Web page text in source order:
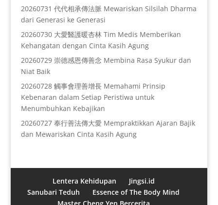
20260731 代代相承傳法脈 Mewariskan Silsilah Dharma
dari Generasi ke Generasi
20260730 大愛醫護暖杏林 Tim Medis Memberikan
Kehangatan dengan Cinta Kasih Agung
20260729 崇德感恩傳善念 Membina Rasa Syukur dan
Niat Baik
20260728 觸事會理善增長 Memahami Prinsip
Kebenaran dalam Setiap Peristiwa untuk
Menumbuhkan Kebajikan
20260727 奉行善法傳大愛 Mempraktikkan Ajaran Bajik
dan Mewariskan Cinta Kasih Agung
Lentera Kehidupan
Jingsi.id
Sanubari Teduh
Essence of The Body Mind
Master Cheng Yen Bercerita